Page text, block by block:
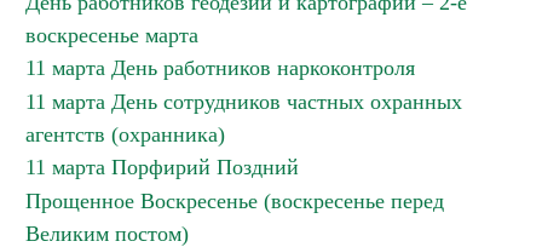
воскресенье марта
11 марта День работников наркоконтроля
11 марта День сотрудников частных охранных
агентств (охранника)
11 марта Порфирий Поздний
Прощенное Воскресенье (воскресенье перед
Великим постом)